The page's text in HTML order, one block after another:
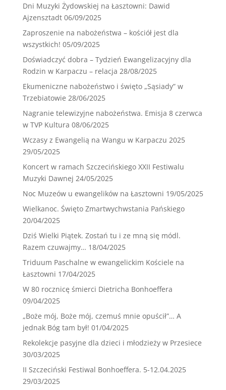
Dni Muzyki Żydowskiej na Łasztowni: Dawid
Ajzensztadt 06/09/2025
Zaproszenie na nabożeństwa – kościół jest dla
wszystkich! 05/09/2025
Doświadczyć dobra – Tydzień Ewangelizacyjny dla
Rodzin w Karpaczu – relacja 28/08/2025
Ekumeniczne nabożeństwo i święto „Sąsiady” w
Trzebiatowie 28/06/2025
Nagranie telewizyjne nabożeństwa. Emisja 8 czerwca
w TVP Kultura 08/06/2025
Wczasy z Ewangelią na Wangu w Karpaczu 2025
29/05/2025
Koncert w ramach Szczecińskiego XXII Festiwalu
Muzyki Dawnej 24/05/2025
Noc Muzeów u ewangelików na Łasztowni 19/05/2025
Wielkanoc. Święto Zmartwychwstania Pańskiego
20/04/2025
Dziś Wielki Piątek. Zostań tu i ze mną się módl.
Razem czuwajmy… 18/04/2025
Triduum Paschalne w ewangelickim Kościele na
Łasztowni 17/04/2025
W 80 rocznicę śmierci Dietricha Bonhoeffera
09/04/2025
„Boże mój, Boże mój, czemuś mnie opuścił”… A
jednak Bóg tam był! 01/04/2025
Rekolekcje pasyjne dla dzieci i młodzieży w Przesiece
30/03/2025
II Szczeciński Festiwal Bonhoeffera. 5-12.04.2025
29/03/2025